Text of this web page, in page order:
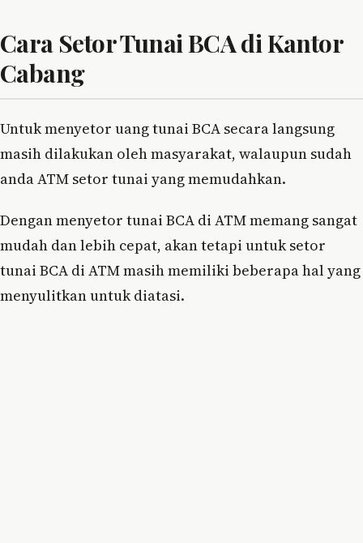
Cara Setor Tunai BCA di Kantor
Cabang
Untuk menyetor uang tunai BCA secara langsung
masih dilakukan oleh masyarakat, walaupun sudah
anda ATM setor tunai yang memudahkan.
Dengan menyetor tunai BCA di ATM memang sangat
mudah dan lebih cepat, akan tetapi untuk setor
tunai BCA di ATM masih memiliki beberapa hal yang
menyulitkan untuk diatasi.